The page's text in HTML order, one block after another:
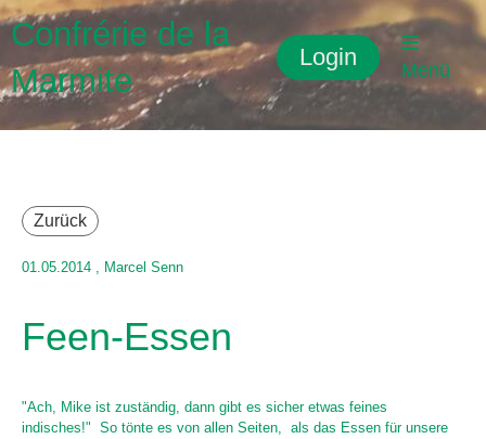
Confrérie de la
Marmite
Login Menü
Zurück
01.05.2014 , Marcel Senn
Feen-Essen
"Ach, Mike ist zuständig, dann gibt es sicher etwas feines
indisches!" So tönte es von allen Seiten, als das Essen für unsere